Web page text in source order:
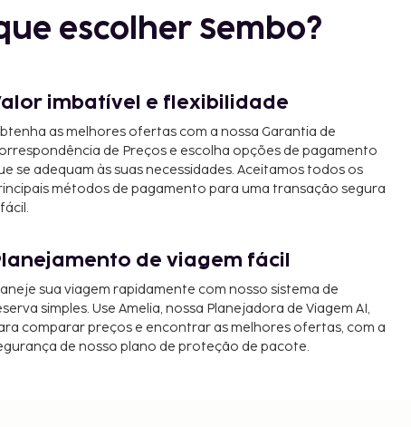
escolher Sembo?
imbatível e flexibilidade
as melhores ofertas com a nossa Garantia de
de Preços e escolha opções de pagamento
se adequam às suas necessidades. Aceitamos todos os
métodos de pagamento para uma transação segura
de viagem fácil
sua viagem rapidamente com nosso sistema de
simples. Use Amelia, nossa Planejadora de Viagem AI,
comparar preços e encontrar as melhores ofertas, com a
de nosso plano de proteção de pacote.